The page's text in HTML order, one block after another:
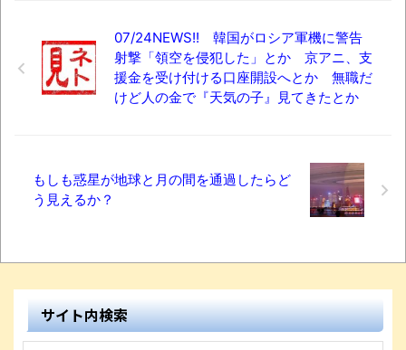
07/24NEWS!! 韓国がロシア軍機に警告
射撃「領空を侵犯した」とか 京アニ、支
援金を受け付ける口座開設へとか 無職だ
けど人の金で『天気の子』見てきたとか
もしも惑星が地球と月の間を通過したらど
う見えるか？
サイト内検索